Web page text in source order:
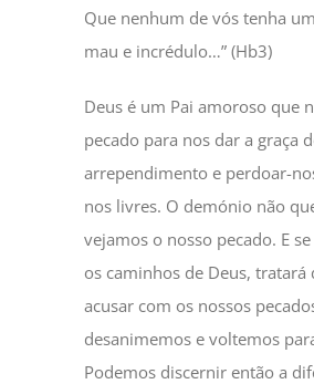
Que nenhum de vós tenha
mau e incrédulo…” (Hb3)
Deus é um Pai amoroso que
pecado para nos dar a graça
arrependimento e perdoar-
nos livres. O demónio não
vejamos o nosso pecado. E
os caminhos de Deus, tratará
acusar com os nossos
desanimemos e voltemos
Podemos discernir então a